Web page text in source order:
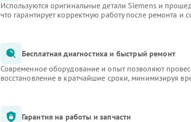
Используются оригинальные детали Siemens и
что гарантирует корректную работу после ремонта и
Бесплатная диагностика и быстрый ремонт
Современное оборудование и опыт позволяют
восстановление в кратчайшие сроки, минимизируя
Гарантия на работы и запчасти